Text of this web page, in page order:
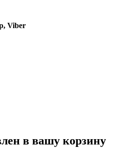
Viber
в вашу корзину